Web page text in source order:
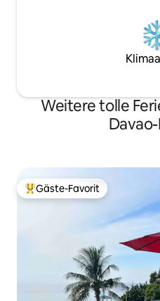
Weitere tolle
Beliebter Gäste-Favorit.
Gäste-Favorit